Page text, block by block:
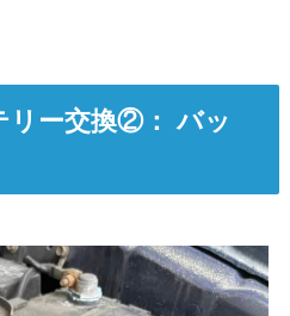
リー交換②： バッ